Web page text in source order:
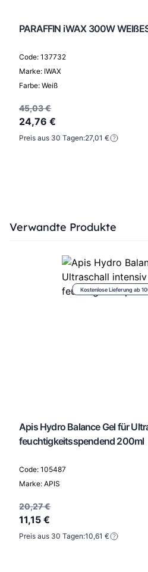
PARAFFIN iWAX 300W
Code: 137732
Marke: IWAX
Farbe: Weiß
45,03 €
24,76 €
Preis aus 30 Tagen:27,01 €
Press to skip carousel
Verwandte Produkte
Kostenlose Lieferung ab
Apis Hydro Balance Gel für
feuchtigkeitsspendend 200ml
Code: 105487
Marke: APIS
20,27 €
11,15 €
Preis aus 30 Tagen:10,61 €